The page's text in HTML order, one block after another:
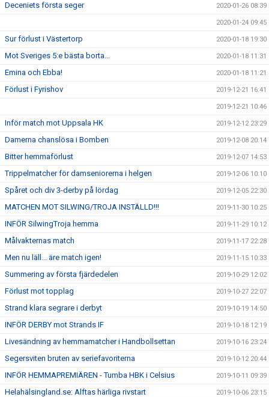
Deceniets första seger 2020-01-26 08:39
2020-01-24 09:45
Sur förlust i Västertorp 2020-01-18 19:30
Mot Sveriges 5:e bästa borta... 2020-01-18 11:31
Emina och Ebba! 2020-01-18 11:21
Förlust i Fyrishov 2019-12-21 16:41
2019-12-21 10:46
Inför match mot Uppsala HK 2019-12-12 23:29
Damerna chanslösa i Bomben 2019-12-08 20:14
Bitter hemmaförlust 2019-12-07 14:53
Trippelmatcher för damseniorerna i helgen 2019-12-06 10:10
Spåret och div 3-derby på lördag 2019-12-05 22:30
MATCHEN MOT SILWING/TROJA INSTÄLLD!!! 2019-11-30 10:25
INFÖR SilwingTroja hemma 2019-11-29 10:12
Målvakternas match 2019-11-17 22:28
Men nu läll... äre match igen! 2019-11-15 10:33
Summering av första fjärdedelen 2019-10-29 12:02
Förlust mot topplag 2019-10-27 22:07
Strand klara segrare i derbyt 2019-10-19 14:50
INFÖR DERBY mot Strands IF 2019-10-18 12:19
Livesändning av hemmamatcher i Handbollsettan 2019-10-16 23:24
Segersviten bruten av seriefavoriterna 2019-10-12 20:44
INFÖR HEMMAPREMIÄREN - Tumba HBK i Celsius 2019-10-11 09:39
Helahälsingland.se: Alftas härliga rivstart 2019-10-06 23:15